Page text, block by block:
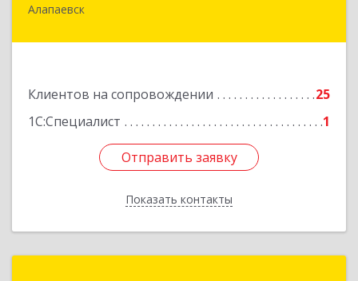
Алапаевск
Клиентов на сопровождении
25
1С:Специалист
1
Отправить заявку
Показать контакты
624601, Свердловская обл, Алапаевск г,
Отправить заявку
Назад